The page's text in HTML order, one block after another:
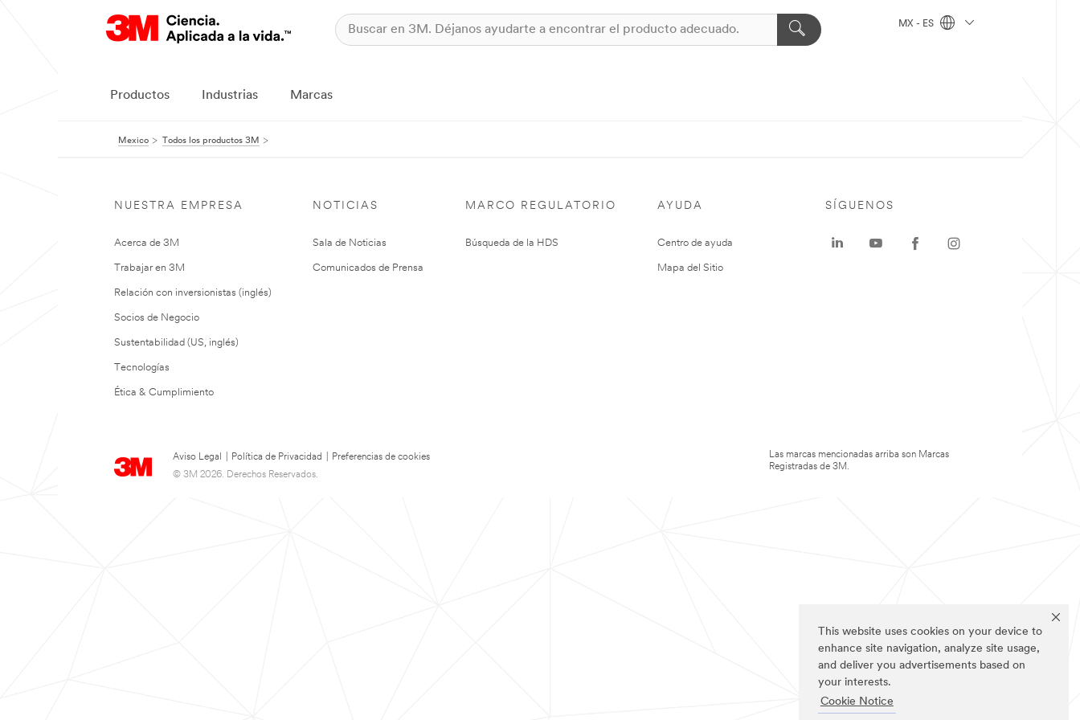
This website uses cookies on your device to
enhance site navigation, analyze site usage,
and deliver you advertisements based on
your interests.
Cookie Notice
MX - ES
Productos Industrias Marcas
Mexico Todos los productos 3M
NUESTRA EMPRESA
Acerca de 3M
Trabajar en 3M
Relación con inversionistas (inglés)
Socios de Negocio
Sustentabilidad (US, inglés)
Tecnologías
Ética & Cumplimiento
NOTICIAS
Sala de Noticias
Comunicados de Prensa
MARCO REGULATORIO
Búsqueda de la HDS
AYUDA
Centro de ayuda
Mapa del Sitio
Aviso Legal Política de Privacidad
Preferencias de cookies
© 3M 2026. Derechos Reservados.
SÍGUENOS
Las marcas mencionadas arriba son Marcas
Registradas de 3M.